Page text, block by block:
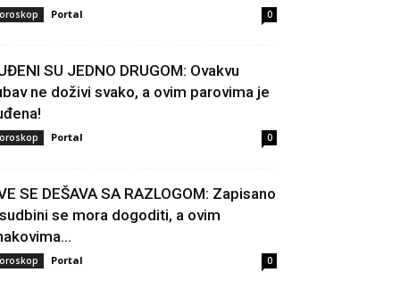
Portal 0
SU JEDNO DRUGOM: Ovakvu
ne doživi svako, a ovim parovima je
Portal 0
SE DEŠAVA SA RAZLOGOM: Zapisano
se mora dogoditi, a ovim
Portal 0